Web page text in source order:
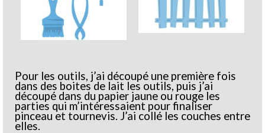
Pour les outils, j’ai découpé une première fois
dans des boites de lait les outils, puis j’ai
découpé dans du papier jaune ou rouge les
parties qui m’intéressaient pour finaliser
pinceau et tournevis. J’ai collé les couches entre
elles.